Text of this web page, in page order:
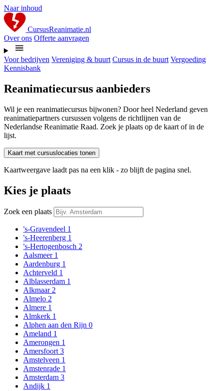
Naar inhoud
CursusReanimatie.nl
Over ons Offerte aanvragen
Voor bedrijven Vereniging & buurt Cursus in de buurt Vergoeding
Kennisbank
Reanimatiecursus aanbieders
Wil je een reanimatiecursus bijwonen? Door heel Nederland geven
reanimatiepartners cursussen volgens de richtlijnen van de
Nederlandse Reanimatie Raad. Zoek je plaats op de kaart of in de
lijst.
Kaart met cursuslocaties tonen
Kaartweergave laadt pas na een klik - zo blijft de pagina snel.
Kies je plaats
Zoek een plaats
's-Gravendeel 1
's-Heerenberg 1
's-Hertogenbosch 2
Aalsmeer 1
Aardenburg 1
Achterveld 1
Alblasserdam 1
Alkmaar 2
Almelo 2
Almere 1
Almkerk 1
Alphen aan den Rijn 0
Ameland 1
Amerongen 1
Amersfoort 3
Amstelveen 1
Amstenrade 1
Amsterdam 3
Andijk 1